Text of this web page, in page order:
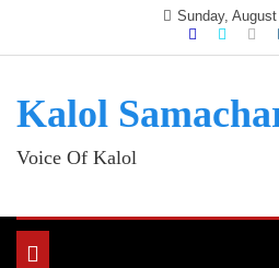
Sunday,
Kalol
Voice Of Kalol
Toggle